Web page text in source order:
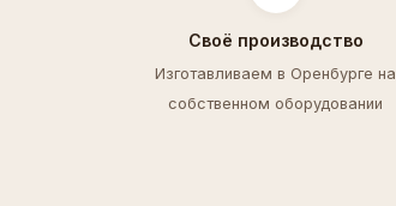
Своё производство
Изготавливаем в Оренбурге на
собственном оборудовании